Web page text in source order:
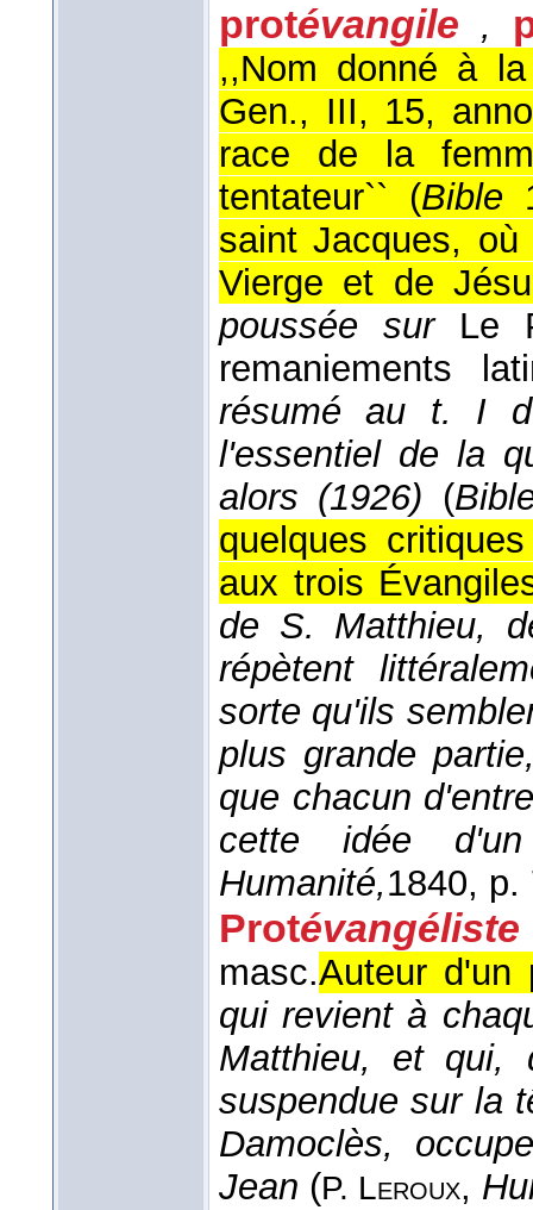
protévangile ,
,,Nom donné à la
Gen., III, 15,
race de la
tentateur`` (Bible
saint Jacques,
Vierge et de
poussée surLe
remaniements
résumé au t. I
l'essentiel de la
alors (1926) (
quelques
aux trois
de S. Matthieu,
répètent
sorte qu'ils
plus grande
que chacun
cette idée
Humanité,1840, p.
Protévangéliste
masc.Auteur d'un
qui revient à
Matthieu, et qui,
suspendue sur la
Damoclès,
Jean (P. Leroux,